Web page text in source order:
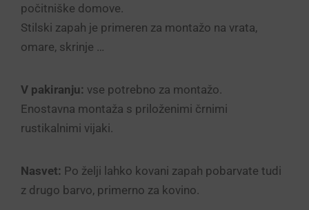
počitniške domove.
Stilski zapah je primeren za montažo na vrata,
omare, skrinje …
V pakiranju: vse potrebno za montažo.
Enostavna montaža s priloženimi črnimi
rustikalnimi vijaki.
Nasvet: Po želji lahko kovani zapah pobarvate tudi
z drugo barvo, primerno za kovino.